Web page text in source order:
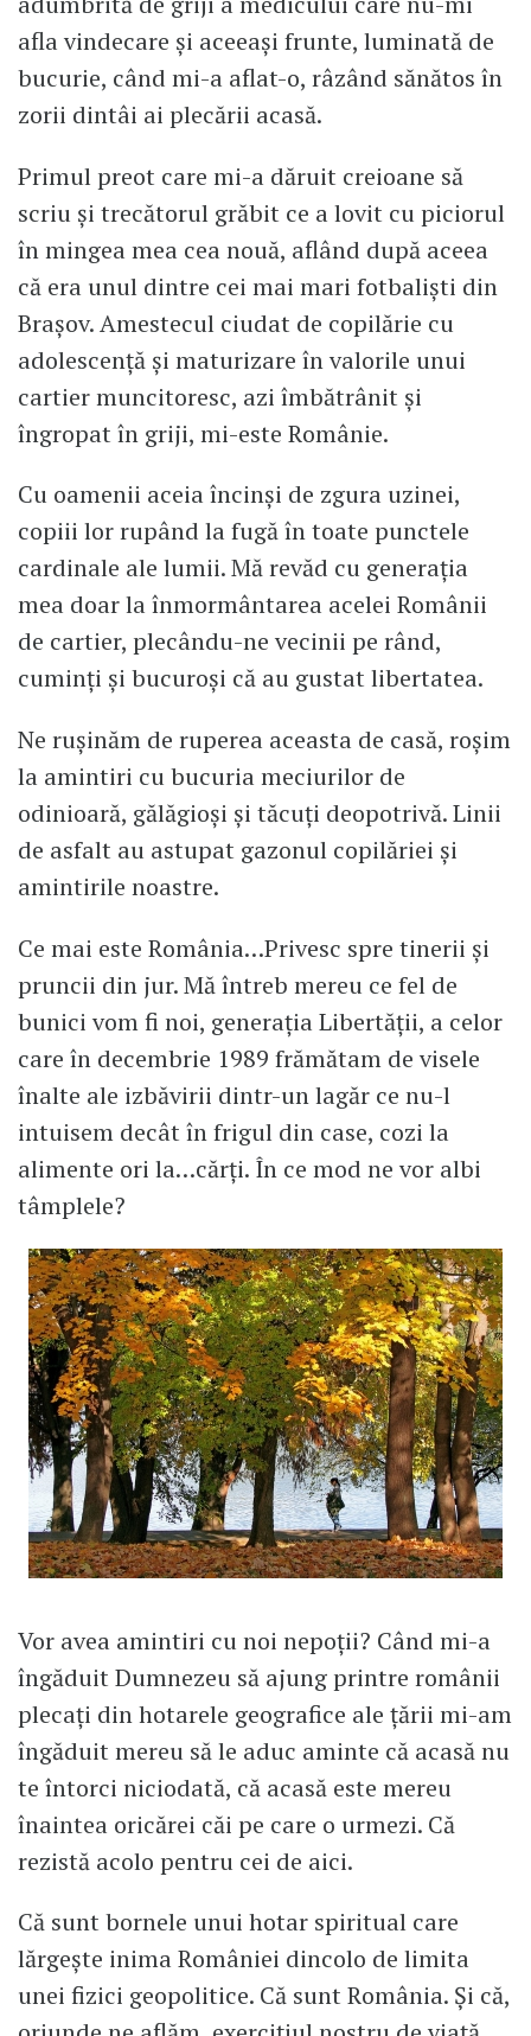
afla vindecare și aceeași frunte, luminată de
bucurie, când mi-a aflat-o, râzând sănătos în
zorii dintâi ai plecării acasă.
Primul preot care mi-a dăruit creioane să
scriu și trecătorul grăbit ce a lovit cu piciorul
în mingea mea cea nouă, aflând după aceea
că era unul dintre cei mai mari fotbaliști din
Brașov. Amestecul ciudat de copilărie cu
adolescență și maturizare în valorile unui
cartier muncitoresc, azi îmbătrânit și
îngropat în griji, mi-este Românie.
Cu oamenii aceia încinși de zgura uzinei,
copiii lor rupând la fugă în toate punctele
cardinale ale lumii. Mă revăd cu generația
mea doar la înmormântarea acelei Românii
de cartier, plecându-ne vecinii pe rând,
cuminți și bucuroși că au gustat libertatea.
Ne rușinăm de ruperea aceasta de casă, roșim
la amintiri cu bucuria meciurilor de
odinioară, gălăgioși și tăcuți deopotrivă. Linii
de asfalt au astupat gazonul copilăriei și
amintirile noastre.
Ce mai este România…Privesc spre tinerii și
pruncii din jur. Mă întreb mereu ce fel de
bunici vom fi noi, generația Libertății, a celor
care în decembrie 1989 frămătam de visele
înalte ale izbăvirii dintr-un lagăr ce nu-l
intuisem decât în frigul din case, cozi la
alimente ori la…cărți. În ce mod ne vor albi
tâmplele?
Vor avea amintiri cu noi nepoții? Când mi-a
îngăduit Dumnezeu să ajung printre românii
plecați din hotarele geografice ale țării mi-am
îngăduit mereu să le aduc aminte că acasă nu
te întorci niciodată, că acasă este mereu
înaintea oricărei căi pe care o urmezi. Că
rezistă acolo pentru cei de aici.
Că sunt bornele unui hotar spiritual care
lărgește inima României dincolo de limita
unei fizici geopolitice. Că sunt România. Și că,